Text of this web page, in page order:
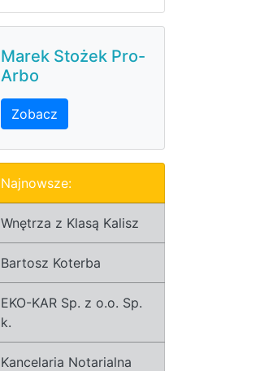
Marek Stożek Pro-
Arbo
Zobacz
Najnowsze:
Wnętrza z Klasą Kalisz
Bartosz Koterba
EKO-KAR Sp. z o.o. Sp.
k.
Kancelaria Notarialna